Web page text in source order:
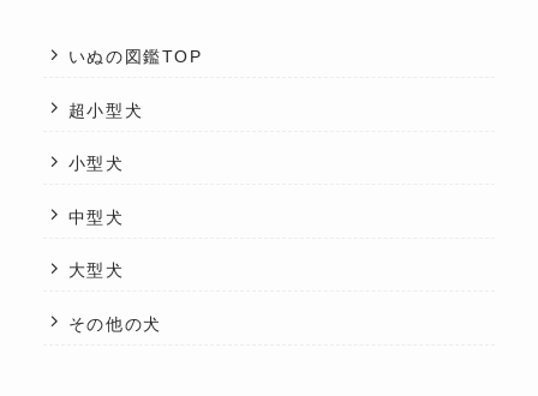
いぬの図鑑TOP
超小型犬
小型犬
中型犬
大型犬
その他の犬